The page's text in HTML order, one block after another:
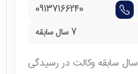
09137166240
7 سال سابقه
سپهر صادقی نژاد بیش از 7 سال سابقه وکالت در رسیدگی